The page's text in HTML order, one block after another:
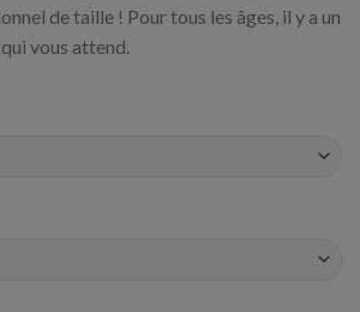
de taille ! Pour tous les âges, il y a un
vous attend.